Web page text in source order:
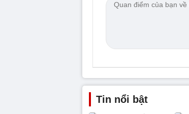
Tin nổi bật